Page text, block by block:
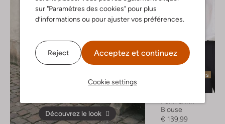
sur "Paramètres des cookies" pour plus
d’informations ou pour ajuster vos préférences.
Reject Acceptez et continuez
Cookie settings
Découvrez le look
Dernières pièces
Blouse
€ 139,99